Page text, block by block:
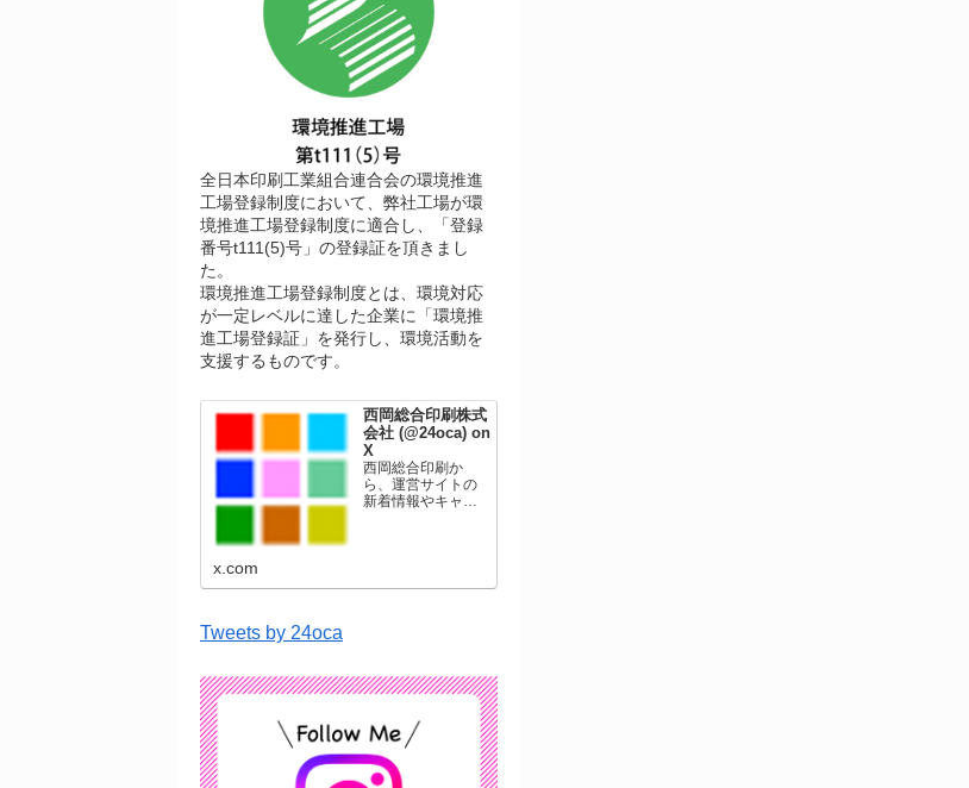
全日本印刷工業組合連合会の環境推進
工場登録制度において、弊社工場が環
境推進工場登録制度に適合し、「登録
番号t111(5)号」の登録証を頂きまし
た。
環境推進工場登録制度とは、環境対応
が一定レベルに達した企業に「環境推
進工場登録証」を発行し、環境活動を
支援するものです。
西岡総合印刷株式
会社 (@24oca) on
X
西岡総合印刷か
ら、運営サイトの
新着情報やキャン
ています。
x.com
Tweets by 24oca